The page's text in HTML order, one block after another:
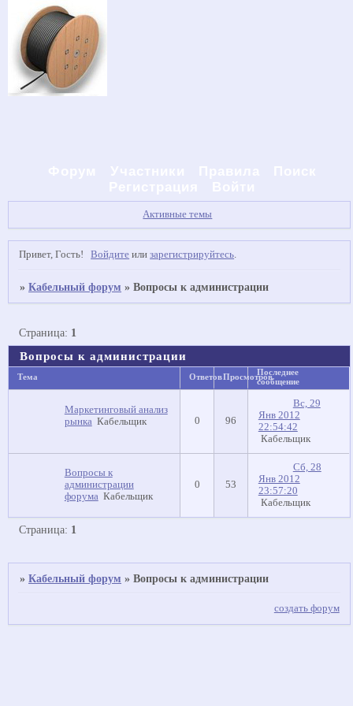
Активные темы
Привет, Гость! Войдите илизарегистрируйтесь
»Кабельный форум »Вопросы к администрации
Вопросы к администрации
Страница: 1
Тема ОтветовПросмотровПоследнее
сообщение
Маркетинговый анализ
рынка Кабельщик 0 96
Вс, 29
Янв 2012
22:54:42
Кабельщик
Вопросы к
администрации
форума Кабельщик
0 53
Сб, 28
Янв 2012
23:57:20
Кабельщик
Страница: 1
»Кабельный форум »Вопросы к администрации
создать форум